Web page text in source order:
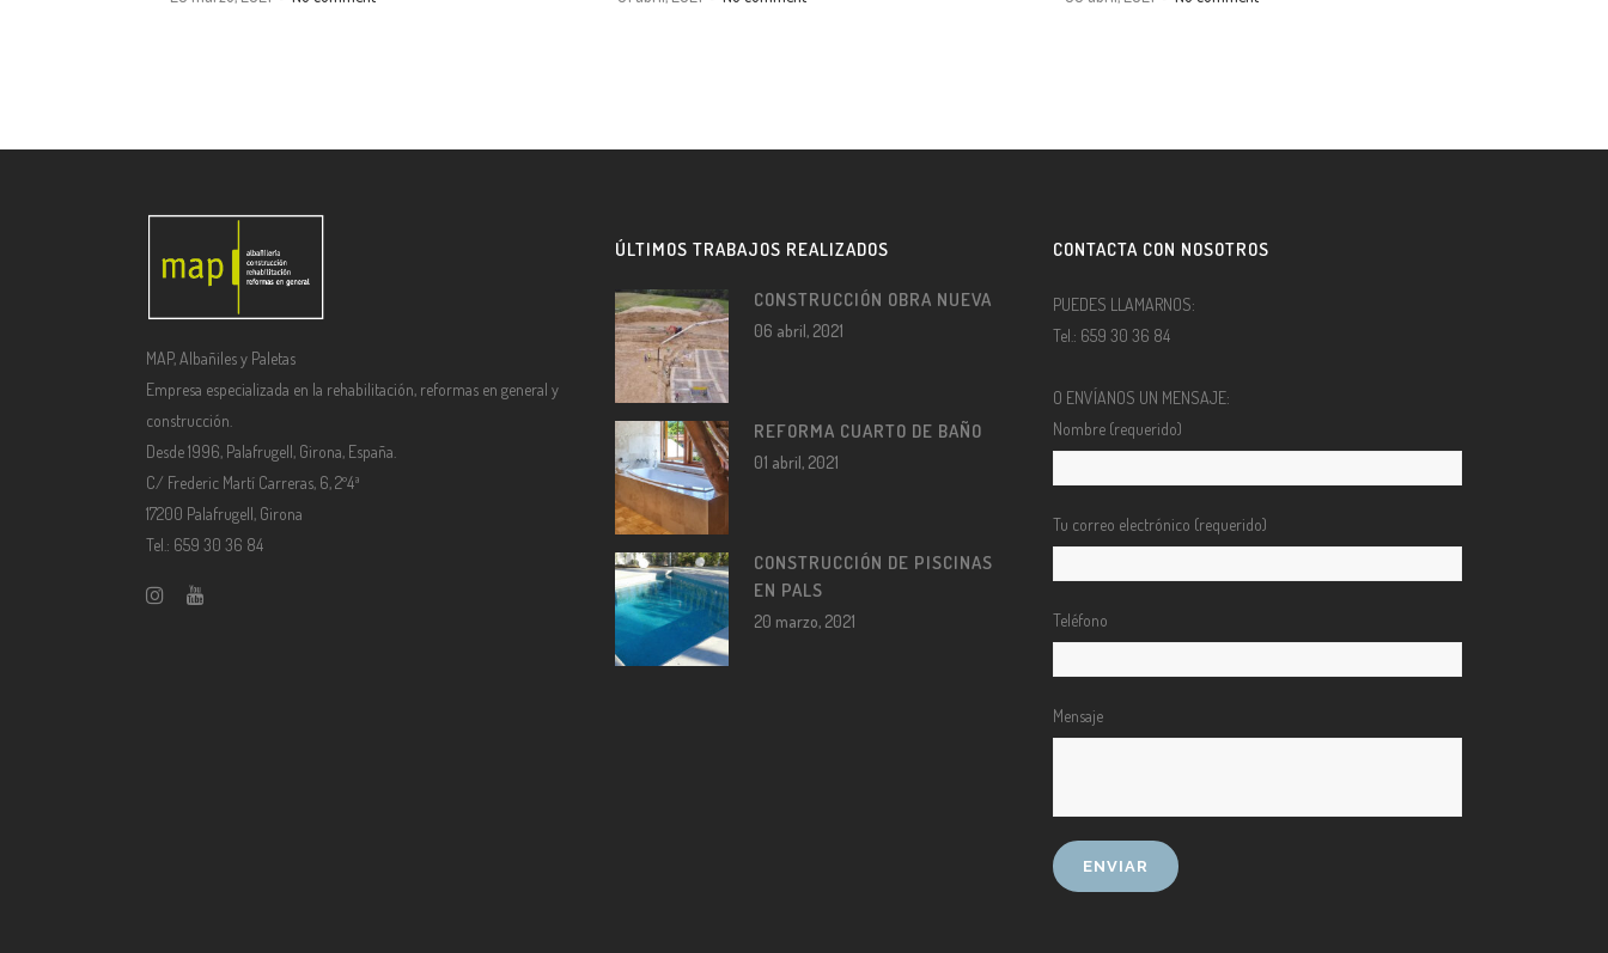
MAP, Albañiles y Paletas
Empresa especializada en la rehabilitación, reformas en general y
construcción.
Desde 1996, Palafrugell, Girona, España.
C/ Frederic Martí Carreras, 6, 2º4ª
17200 Palafrugell, Girona
Tel.: 659 30 36 84
ÚLTIMOS TRABAJOS REALIZADOS
CONSTRUCCIÓN OBRA NUEVA
06 abril, 2021
REFORMA CUARTO DE BAÑO
01 abril, 2021
CONSTRUCCIÓN DE PISCINAS
EN PALS
20 marzo, 2021
CONTACTA CON NOSOTROS
PUEDES LLAMARNOS:
Tel.: 659 30 36 84
O ENVÍANOS UN MENSAJE:
Nombre (requerido)
Tu correo electrónico (requerido)
Teléfono
Mensaje